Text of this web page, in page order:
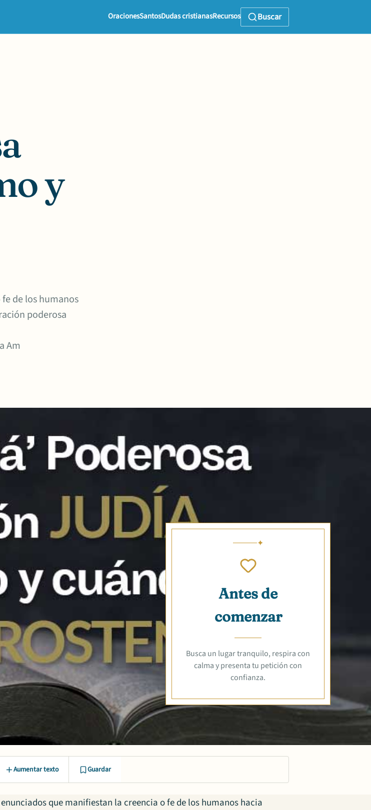
OracionesSantosDudas cristianasRecursos Buscar
y
de los humanos
poderosa
Am
Antes de
comenzar
Busca un lugar tranquilo, respira con
calma y presenta tu petición con
confianza.
Aumentar texto Guardar
que manifiestan la creencia o fe de los humanos hacia